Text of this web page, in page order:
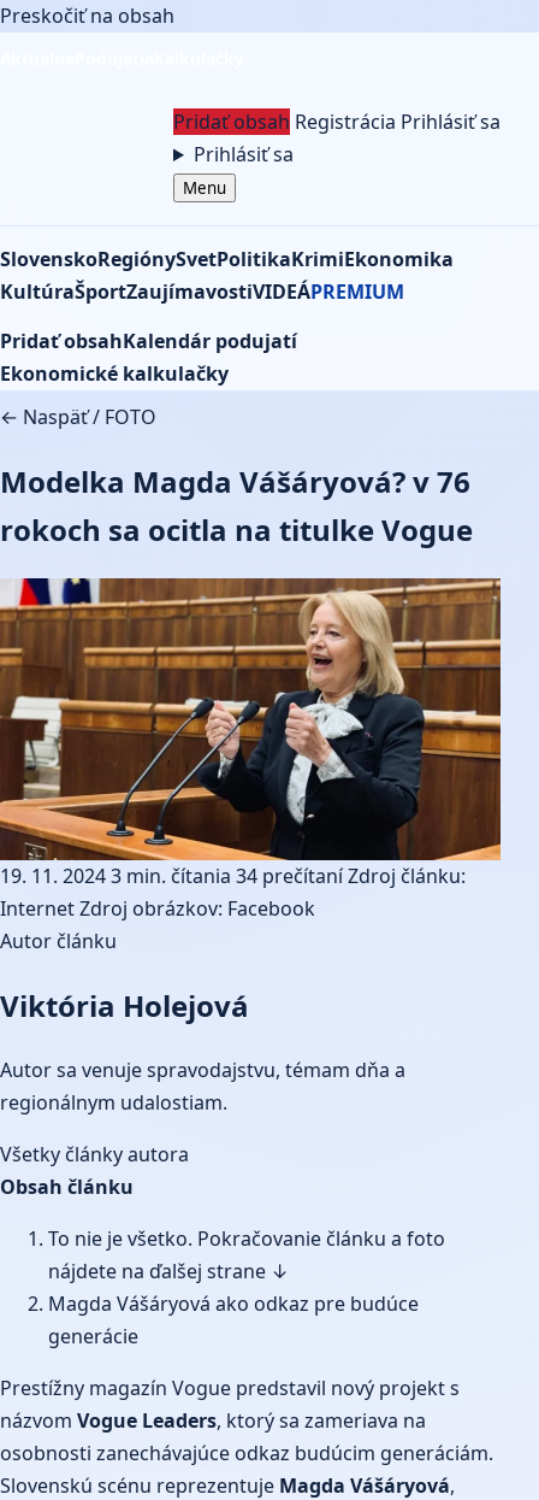
Preskočiť na obsah
Pridať obsah Registrácia Prihlásiť sa
Prihlásiť sa
Menu
SlovenskoRegiónySvetPolitikaKrimiEkonomika
KultúraŠportZaujímavostiVIDEÁPREMIUM
Pridať obsahKalendár podujatí
Ekonomické kalkulačky
← Naspäť/ FOTO
Modelka Magda Vášáryová? v 76
rokoch sa ocitla na titulke Vogue
19. 11. 20243 min. čítania 34 prečítaníZdroj článku:
InternetZdroj obrázkov: Facebook
Autor článku
Viktória Holejová
Autor sa venuje spravodajstvu, témam dňa a
regionálnym udalostiam.
Všetky články autora
Obsah článku
To nie je všetko. Pokračovanie článku a foto
nájdete na ďalšej strane ↓
Magda Vášáryová ako odkaz pre budúce
generácie
Prestížny magazín Vogue predstavil nový projekts
názvom Vogue Leaders, ktorý sa zameriava na
osobnosti zanechávajúce odkaz budúcim generáciám.
Slovenskú scénu reprezentuje Magda Vášáryová,